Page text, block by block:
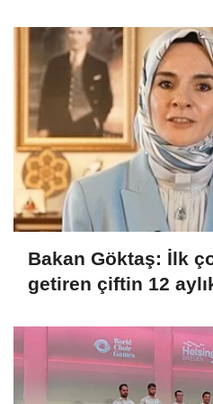
Bakan Göktaş: İlk
getiren çiftin 12